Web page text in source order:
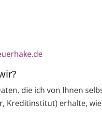
die ich von Ihnen
Kreditinstitut) erhalte, wie